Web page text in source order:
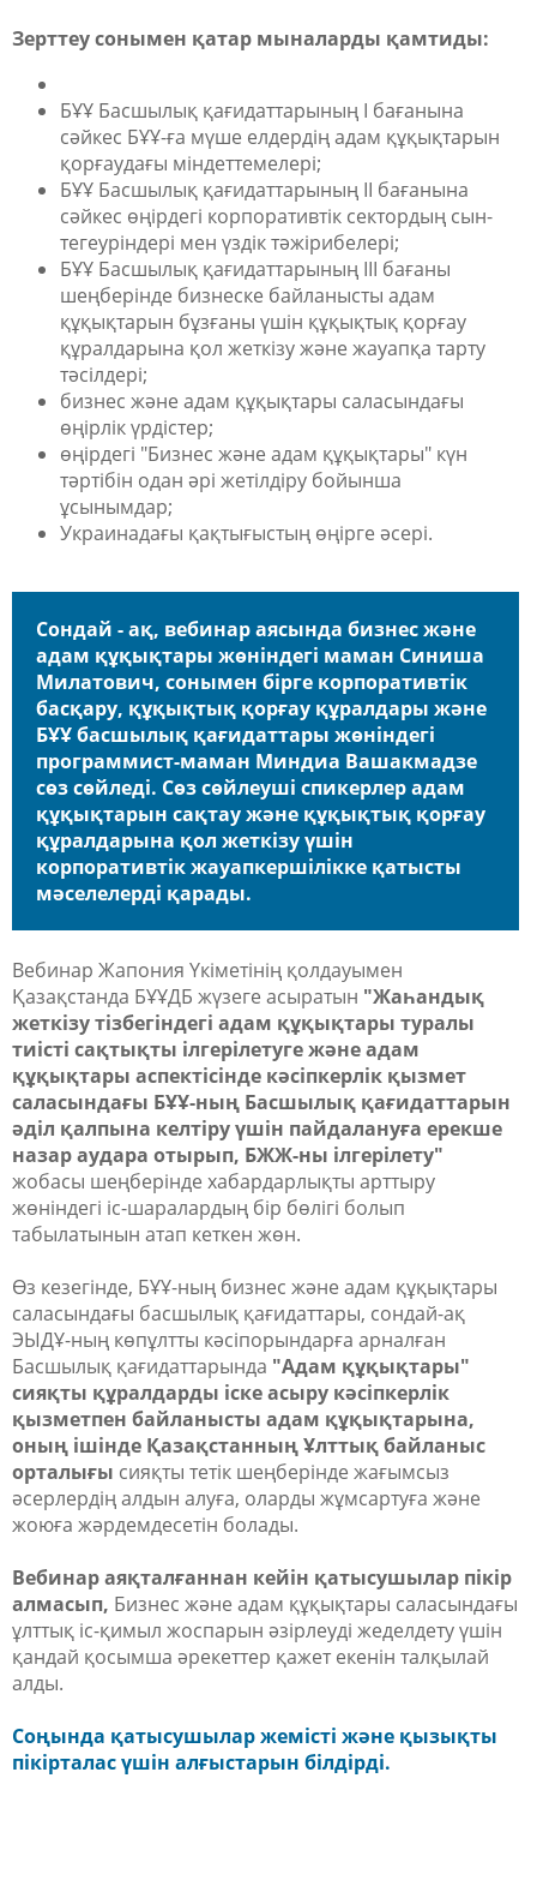
Зерттеу сонымен қатар мыналарды қамтиды:
БҰҰ Басшылық қағидаттарының I бағанына
сәйкес БҰҰ-ға мүше елдердің адам құқықтарын
қорғаудағы міндеттемелері;
БҰҰ Басшылық қағидаттарының II бағанына
сәйкес өңірдегі корпоративтік сектордың сын-
тегеуріндері мен үздік тәжірибелері;
БҰҰ Басшылық қағидаттарының III бағаны
шеңберінде бизнеске байланысты адам
құқықтарын бұзғаны үшін құқықтық қорғау
құралдарына қол жеткізу және жауапқа тарту
тәсілдері;
бизнес және адам құқықтары саласындағы
өңірлік үрдістер;
өңірдегі "Бизнес және адам құқықтары" күн
тәртібін одан әрі жетілдіру бойынша
ұсынымдар;
Украинадағы қақтығыстың өңірге әсері.
Сондай - ақ, вебинар аясында бизнес және
адам құқықтары жөніндегі маман Синиша
Милатович, сонымен бірге корпоративтік
басқару, құқықтық қорғау құралдары және
БҰҰ басшылық қағидаттары жөніндегі
программист-маман Миндиа Вашакмадзе
сөз сөйледі. Сөз сөйлеуші спикерлер адам
құқықтарын сақтау және құқықтық қорғау
құралдарына қол жеткізу үшін
корпоративтік жауапкершілікке қатысты
мәселелерді қарады.
Вебинар Жапония Үкіметінің қолдауымен
Қазақстанда БҰҰДБ жүзеге асыратын "Жаһандық
жеткізу тізбегіндегі адам құқықтары туралы
тиісті сақтықты ілгерілетуге және адам
құқықтары аспектісінде кәсіпкерлік қызмет
саласындағы БҰҰ-ның Басшылық қағидаттарын
әділ қалпына келтіру үшін пайдалануға ерекше
назар аудара отырып, БЖЖ-ны ілгерілету"
жобасы шеңберінде хабардарлықты арттыру
жөніндегі іс-шаралардың бір бөлігі болып
табылатынын атап кеткен жөн.
Өз кезегінде, БҰҰ-ның бизнес және адам құқықтары
саласындағы басшылық қағидаттары, сондай-ақ
ЭЫДҰ-ның көпұлтты кәсіпорындарға арналған
Басшылық қағидаттарында "Адам құқықтары"
сияқты құралдарды іске асыру кәсіпкерлік
қызметпен байланысты адам құқықтарына,
оның ішінде Қазақстанның Ұлттық байланыс
орталығы сияқты тетік шеңберінде жағымсыз
әсерлердің алдын алуға, оларды жұмсартуға және
жоюға жәрдемдесетін болады.
Вебинар аяқталғаннан кейін қатысушылар пікір
алмасып, Бизнес және адам құқықтары саласындағы
ұлттық іс-қимыл жоспарын әзірлеуді жеделдету үшін
қандай қосымша әрекеттер қажет екенін талқылай
алды.
Соңында қатысушылар жемісті және қызықты
пікірталас үшін алғыстарын білдірді.